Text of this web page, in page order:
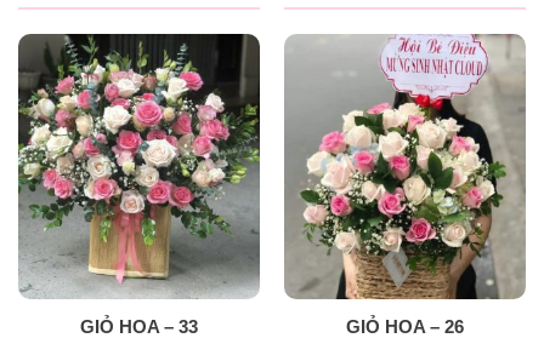
GIỎ HOA – 33 GIỎ HOA – 26